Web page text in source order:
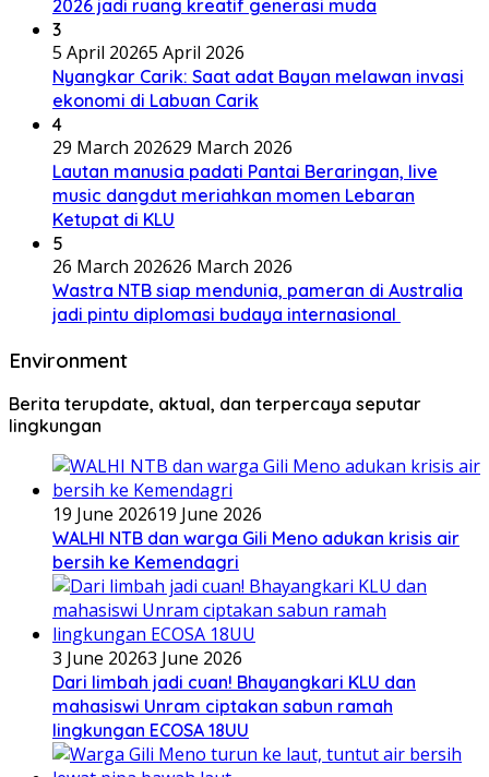
2026 jadi ruang kreatif generasi muda
3
5 April 20265 April 2026
Nyangkar Carik: Saat adat Bayan melawan invasi
ekonomi di Labuan Carik
4
29 March 202629 March 2026
Lautan manusia padati Pantai Beraringan, live
music dangdut meriahkan momen Lebaran
Ketupat di KLU
5
26 March 202626 March 2026
Wastra NTB siap mendunia, pameran di Australia
jadi pintu diplomasi budaya internasional
Environment
Berita terupdate, aktual, dan terpercaya seputar
lingkungan
19 June 202619 June 2026
WALHI NTB dan warga Gili Meno adukan krisis air
bersih ke Kemendagri
3 June 20263 June 2026
Dari limbah jadi cuan! Bhayangkari KLU dan
mahasiswi Unram ciptakan sabun ramah
lingkungan ECOSA 18UU